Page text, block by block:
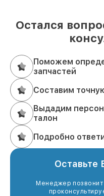
Остался
Поможем
запчастей
Составим
Выдадим
талон
Подробно
Оставьте
Менеджер позвонит